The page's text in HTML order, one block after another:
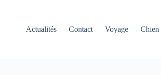
Actualités
Contact Voyage Chien